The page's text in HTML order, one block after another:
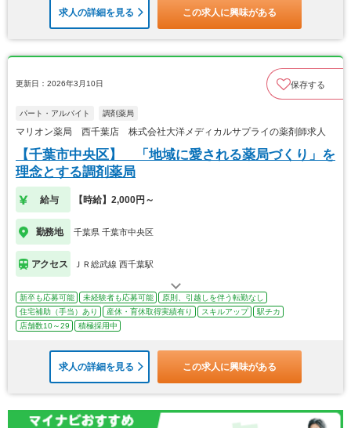
求人の詳細を見る この求人に興味がある
更新日：2026年3月10日 保存する
パート・アルバイト 調剤薬局
マリオン薬局 西千葉店 株式会社大洋メディカルサプライの薬剤師求人
【千葉市中央区】 「地域に愛される薬局づくり」を
理念とする調剤薬局
給与 【時給】2,000円～
勤務地 千葉県 千葉市中央区
アクセス ＪＲ総武線 西千葉駅
新卒も応募可能 未経験者も応募可能
原則、引越しを伴う転勤なし
住宅補助（手当）あり
産休・育休取得実績有り スキルアップ
駅チカ
店舗数10～29
積極採用中
求人の詳細を見る この求人に興味がある